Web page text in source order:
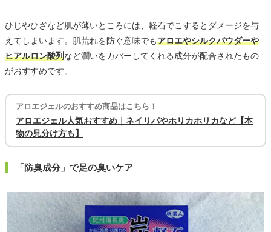
ひじやひざなど肌が薄いところには、軽石でこするとダメージを与
えてしまいます。肌荒れを防ぐ意味でもアロエやシルクパウダーや
ヒアルロン酸列など潤いをカバーしてくれる成分が配合されたもの
がおすすめです。
アロエジェルのおすすめ商品はこちら！
アロエジェル人気おすすめ｜ネイリパやホリカホリカなど【本
物の見分け方も】
「防臭成分」で足の臭いケア